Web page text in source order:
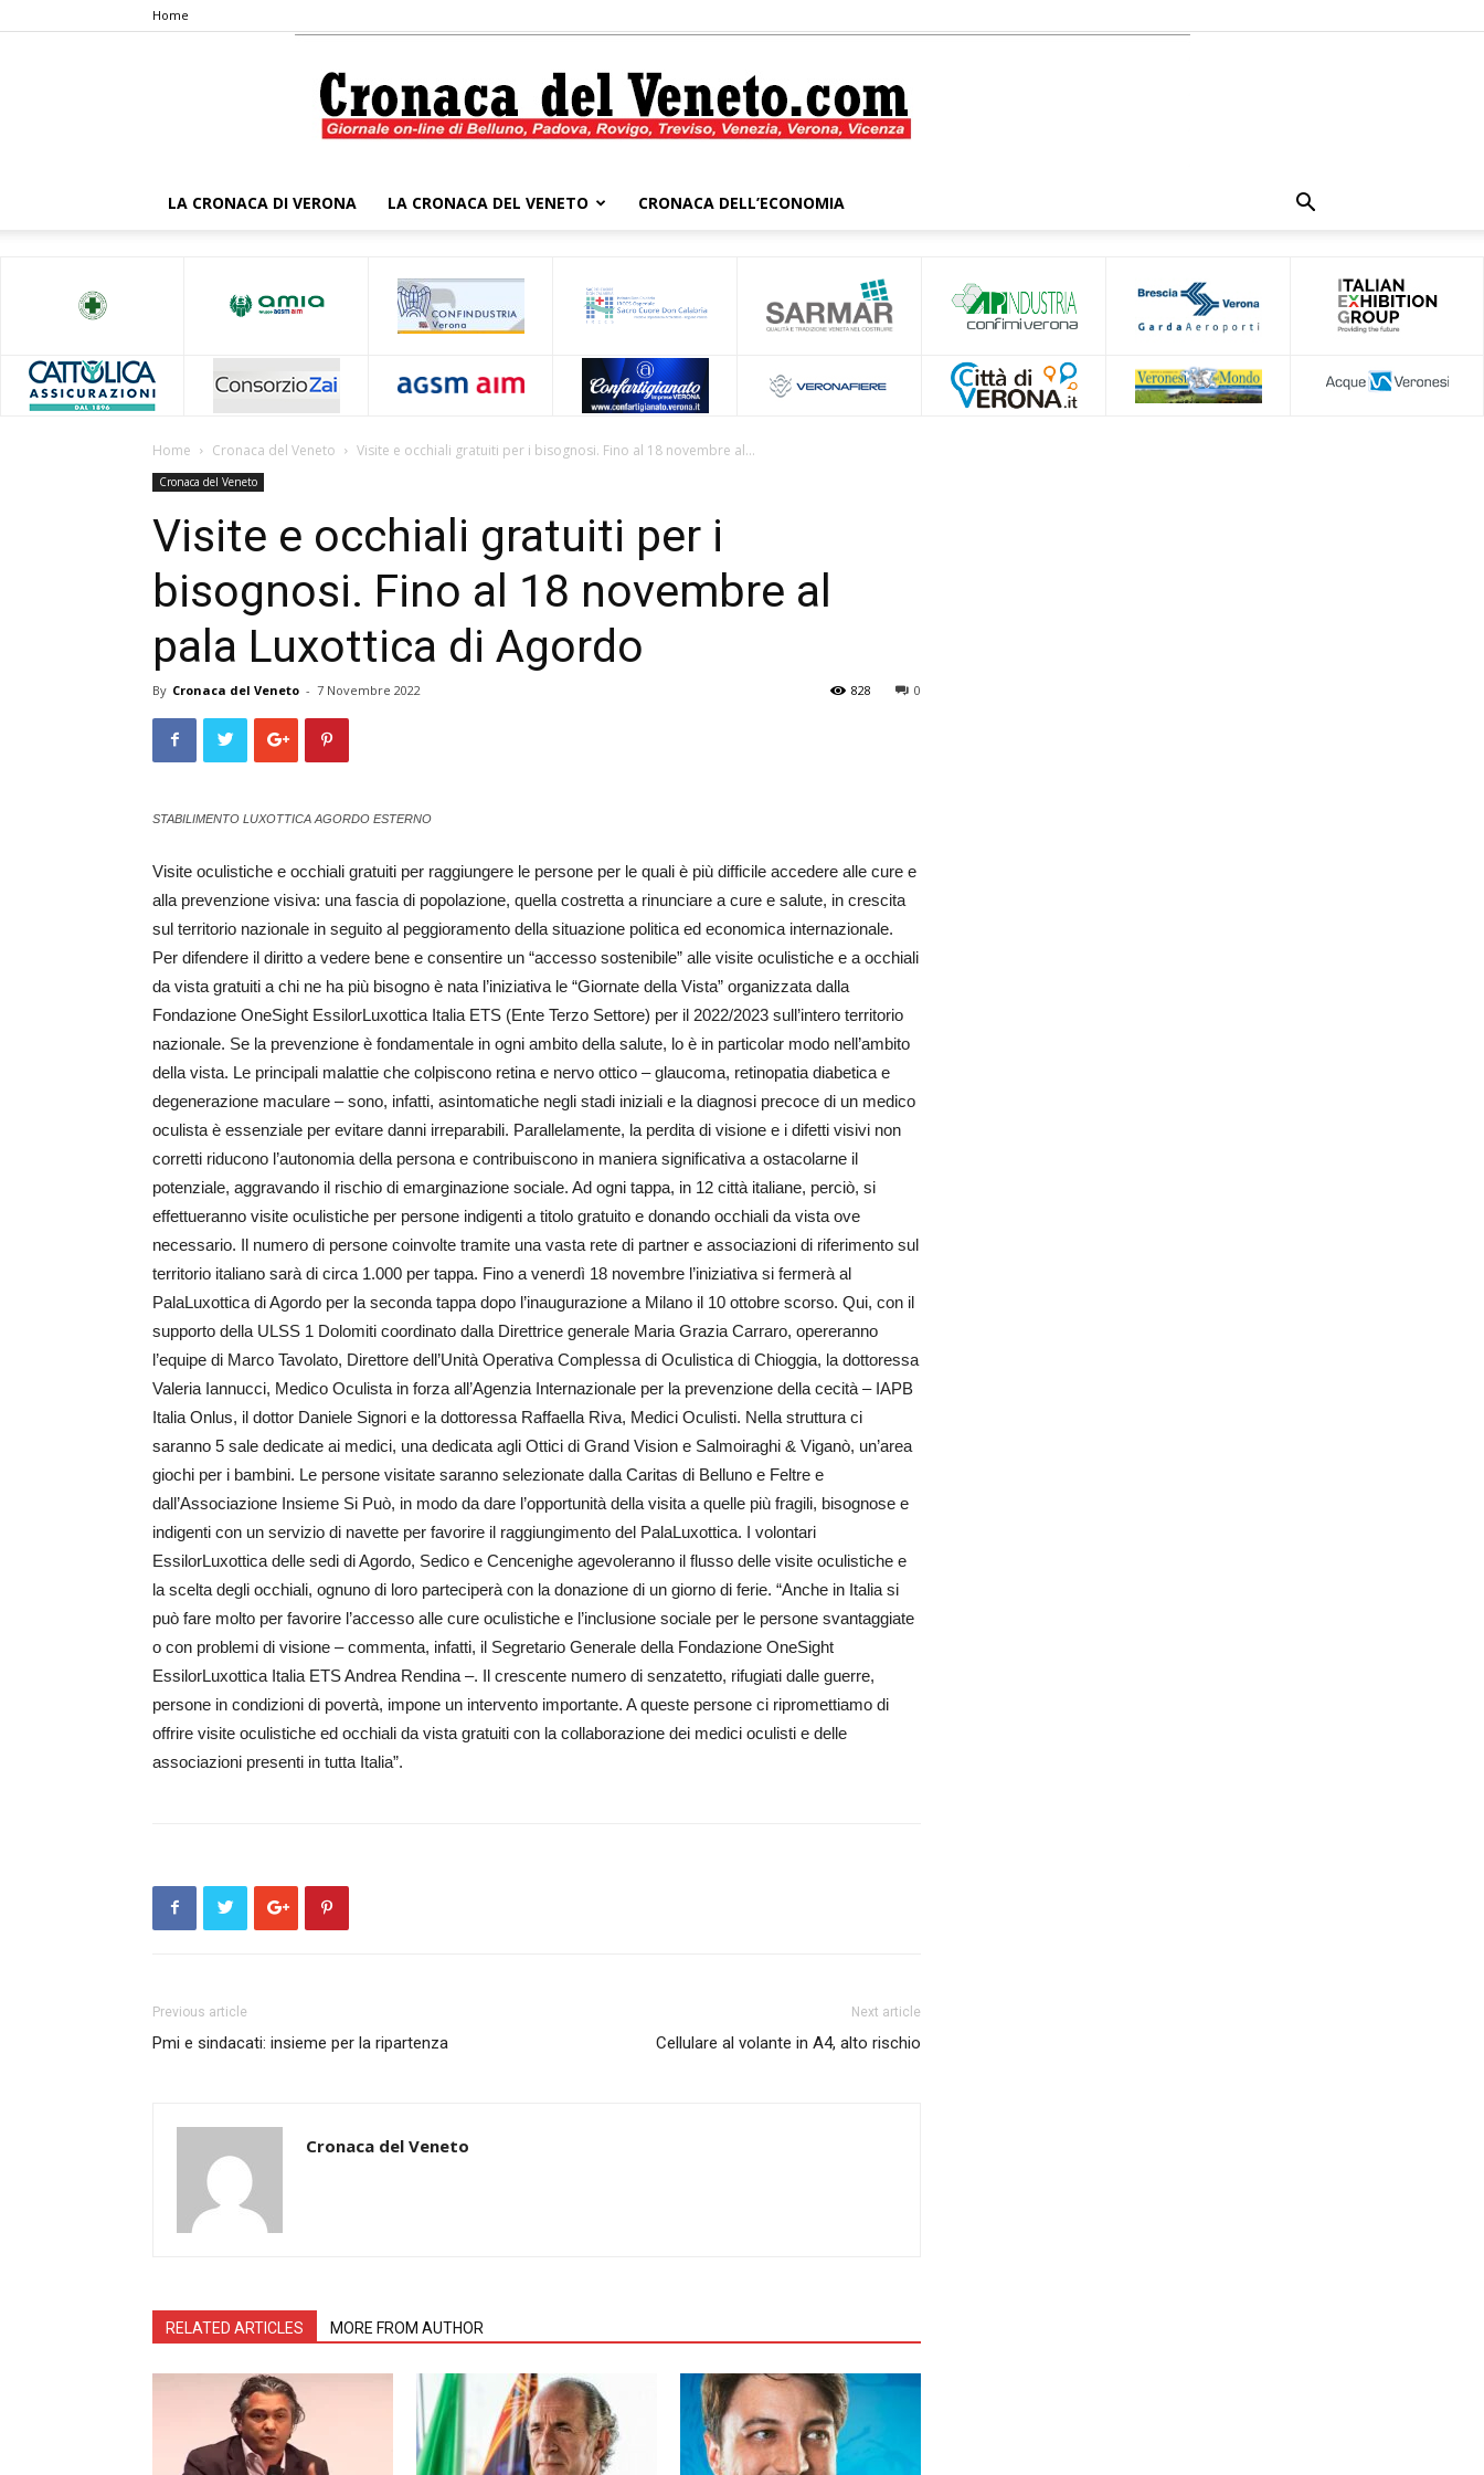
Home
LA CRONACA DI VERONA LA CRONACA DEL VENETO CRONACA DELL’ECONOMIA
Home Cronaca del Veneto Visite e occhiali gratuiti per i bisognosi. Fino al 18 novembre al...
Cronaca del Veneto
Visite e occhiali gratuiti per i
bisognosi. Fino al 18 novembre al
pala Luxottica di Agordo
By Cronaca del Veneto - 7 Novembre 2022 0
828
STABILIMENTO LUXOTTICA AGORDO ESTERNO
Visite oculistiche e occhiali gratuiti per raggiungere le persone per le quali è più difficile accedere alle cure e
alla prevenzione visiva: una fascia di popolazione, quella costretta a rinunciare a cure e salute, in crescita
sul territorio nazionale in seguito al peggioramento della situazione politica ed economica internazionale.
Per difendere il diritto a vedere bene e consentire un “accesso sostenibile” alle visite oculistiche e a occhiali
da vista gratuiti a chi ne ha più bisogno è nata l’iniziativa le “Giornate della Vista” organizzata dalla
Fondazione OneSight EssilorLuxottica Italia ETS (Ente Terzo Settore) per il 2022/2023 sull’intero territorio
nazionale. Se la prevenzione è fondamentale in ogni ambito della salute, lo è in particolar modo nell’ambito
della vista. Le principali malattie che colpiscono retina e nervo ottico – glaucoma, retinopatia diabetica e
degenerazione maculare – sono, infatti, asintomatiche negli stadi iniziali e la diagnosi precoce di un medico
oculista è essenziale per evitare danni irreparabili. Parallelamente, la perdita di visione e i difetti visivi non
corretti riducono l’autonomia della persona e contribuiscono in maniera significativa a ostacolarne il
potenziale, aggravando il rischio di emarginazione sociale. Ad ogni tappa, in 12 città italiane, perciò, si
effettueranno visite oculistiche per persone indigenti a titolo gratuito e donando occhiali da vista ove
necessario. Il numero di persone coinvolte tramite una vasta rete di partner e associazioni di riferimento sul
territorio italiano sarà di circa 1.000 per tappa. Fino a venerdì 18 novembre l’iniziativa si fermerà al
PalaLuxottica di Agordo per la seconda tappa dopo l’inaugurazione a Milano il 10 ottobre scorso. Qui, con il
supporto della ULSS 1 Dolomiti coordinato dalla Direttrice generale Maria Grazia Carraro, opereranno
l’equipe di Marco Tavolato, Direttore dell’Unità Operativa Complessa di Oculistica di Chioggia, la dottoressa
Valeria Iannucci, Medico Oculista in forza all’Agenzia Internazionale per la prevenzione della cecità – IAPB
Italia Onlus, il dottor Daniele Signori e la dottoressa Raffaella Riva, Medici Oculisti. Nella struttura ci
saranno 5 sale dedicate ai medici, una dedicata agli Ottici di Grand Vision e Salmoiraghi & Viganò, un’area
giochi per i bambini. Le persone visitate saranno selezionate dalla Caritas di Belluno e Feltre e
dall’Associazione Insieme Si Può, in modo da dare l’opportunità della visita a quelle più fragili, bisognose e
indigenti con un servizio di navette per favorire il raggiungimento del PalaLuxottica. I volontari
EssilorLuxottica delle sedi di Agordo, Sedico e Cencenighe agevoleranno il flusso delle visite oculistiche e
la scelta degli occhiali, ognuno di loro parteciperà con la donazione di un giorno di ferie. “Anche in Italia si
può fare molto per favorire l’accesso alle cure oculistiche e l’inclusione sociale per le persone svantaggiate
o con problemi di visione – commenta, infatti, il Segretario Generale della Fondazione OneSight
EssilorLuxottica Italia ETS Andrea Rendina –. Il crescente numero di senzatetto, rifugiati dalle guerre,
persone in condizioni di povertà, impone un intervento importante. A queste persone ci ripromettiamo di
offrire visite oculistiche ed occhiali da vista gratuiti con la collaborazione dei medici oculisti e delle
associazioni presenti in tutta Italia”.
Previous article
Pmi e sindacati: insieme per la ripartenza
Next article
Cellulare al volante in A4, alto rischio
Cronaca del Veneto
RELATED ARTICLES MORE FROM AUTHOR